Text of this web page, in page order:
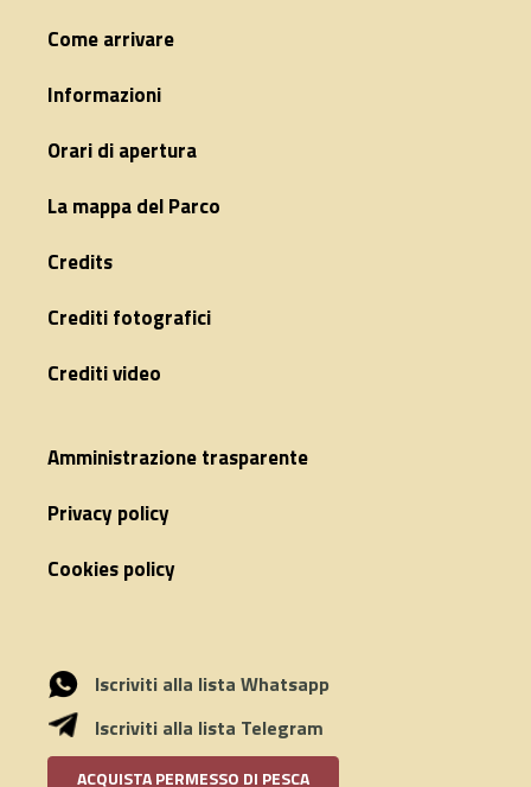
Come arrivare
Informazioni
Orari di apertura
La mappa del Parco
Credits
Crediti fotografici
Crediti video
Amministrazione trasparente
Privacy policy
Cookies policy
Iscriviti alla lista Whatsapp
Iscriviti alla lista Telegram
ACQUISTA PERMESSO DI PESCA